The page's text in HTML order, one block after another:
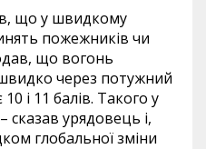
що у швидкому
пожежників чи
що вогонь
через потужний
10 і 11 балів. Такого у
сказав урядовець і,
глобальної зміни